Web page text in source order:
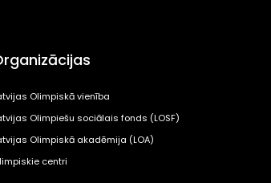
Olimpiskā vienība
Olimpiešu sociālais fonds (LOSF)
Olimpiskā akadēmija (LOA)
centri